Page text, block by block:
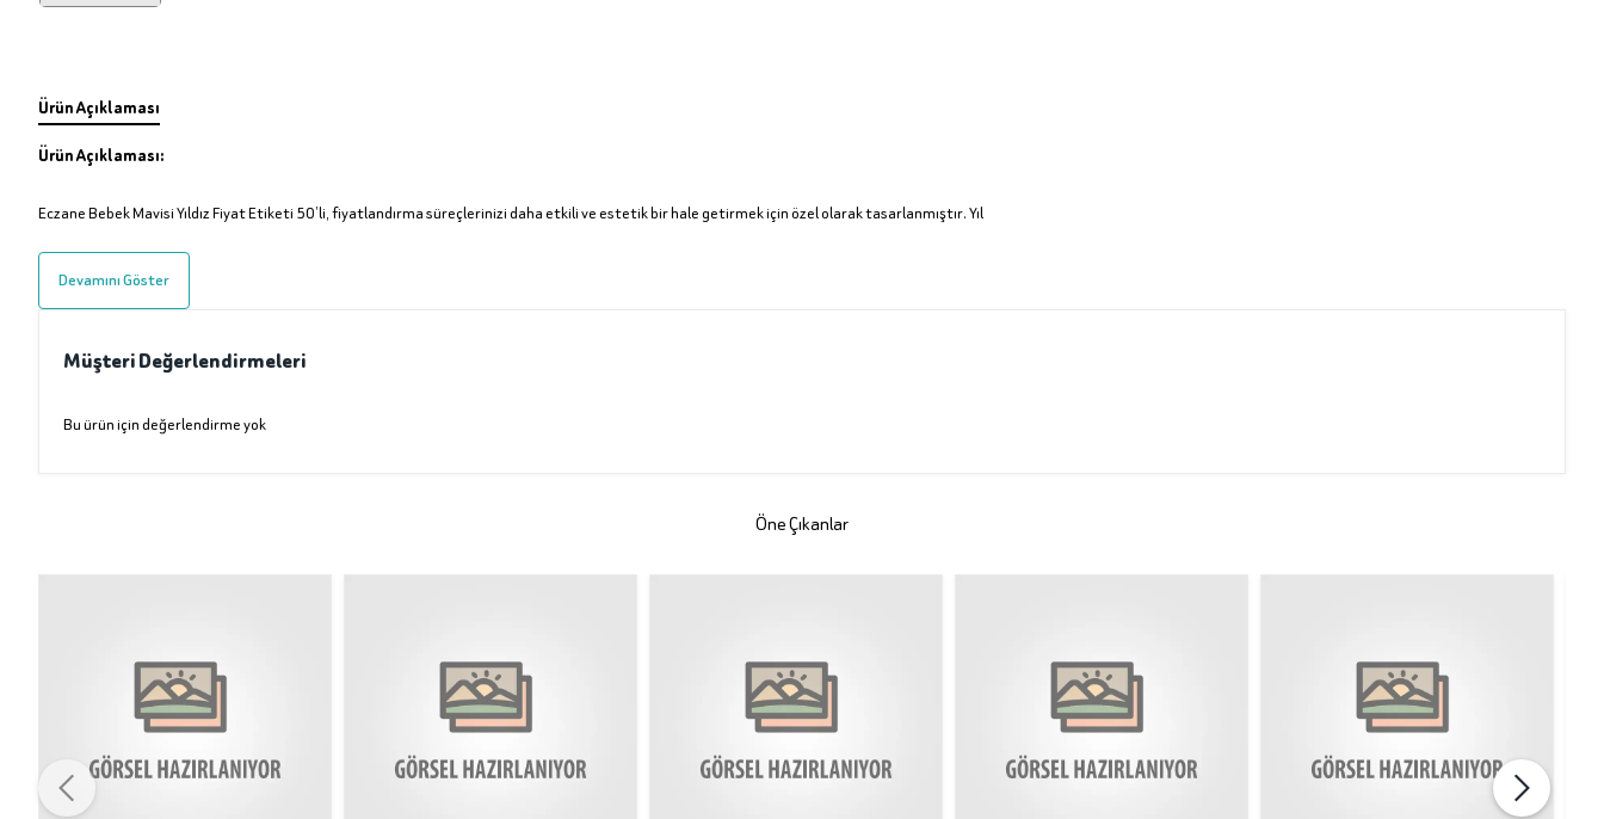
Ürün Açıklaması
Ürün Açıklaması:
Eczane Bebek Mavisi Yıldız Fiyat Etiketi 50’li, fiyatlandırma süreçlerinizi daha etkili ve estetik bir hale getirmek için özel olarak tasarlanmıştır. Yıl
Devamını Göster
Müşteri Değerlendirmeleri
Bu ürün için değerlendirme yok
Öne Çıkanlar